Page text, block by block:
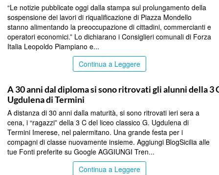
“Le notizie pubblicate oggi dalla stampa sul prolungamento della
sospensione dei lavori di riqualificazione di Piazza Mondello
stanno alimentando la preoccupazione di cittadini, commercianti e
operatori economici.” Lo dichiarano i Consiglieri comunali di Forza
Italia Leopoldo Piampiano e...
Continua a Leggere
A 30 anni dal diploma si sono ritrovati gli alunni della 3
Ugdulena di Termini
A distanza di 30 anni dalla maturità, si sono ritrovati ieri sera a
cena, i “ragazzi” della 3 C del liceo classico G. Ugdulena di
Termini Imerese, nel palermitano. Una grande festa per i
compagni di classe nuovamente insieme. Aggiungi BlogSicilia alle
tue Fonti preferite su Google AGGIUNGI Tren...
Continua a Leggere